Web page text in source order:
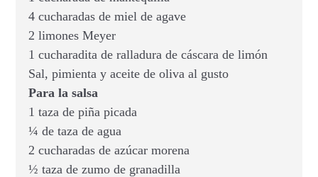
4 cucharadas de miel de agave
2 limones Meyer
1 cucharadita de ralladura de cáscara de limón
Sal, pimienta y aceite de oliva al gusto
Para la salsa
1 taza de piña picada
¼ de taza de agua
2 cucharadas de azúcar morena
½ taza de zumo de granadilla